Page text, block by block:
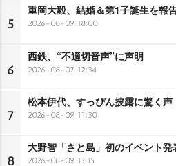
5
重岡大毅、結婚＆第1子誕生を報
2026-08-09 18:00
6
西鉄、“不適切音声”に声明
2026-08-07 12:34
7
松本伊代、すっぴん披露に驚く声
2026-08-09 11:30
8
大野智「さと島」初のイベント発
2026-08-09 13:15